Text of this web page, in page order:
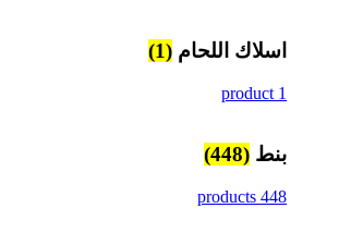
اسلاك اللحام (1)
1 product
بنط (448)
448 products